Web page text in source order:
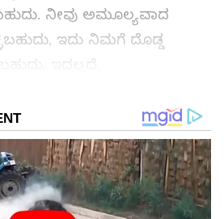
ನೀವು ಅಮೂಲ್ಯವಾದ
ಇದು ನಿಮಗೆ ದೊಡ್ಡ
asianet suvarna news ಅನ್ನು
ಮಾಡಿಕೊಳ್ಳಿ